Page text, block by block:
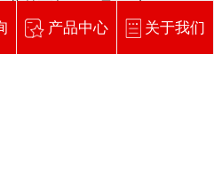
钢铁企业高炉开工率均
建设，如果采用一般的
产品中心 关于我们